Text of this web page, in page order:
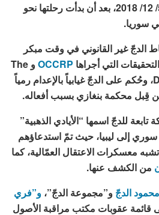
سواحل جزيرة كريت في 5/ 12/ 2018، بعد أن بدأت رحلتها نحو
سوريا.
الدجّ غير القانوني في وقت مبكر
OCCRP
و The
New Arab و Der Spiegel، وحُكم على الدجّ غيابياً بالإعدام رمياً
شركة تابعة للدجّ اسمها “الأيادي الذهبية”
نقل 2000 عامل سوري إلى ليبيا، حيث تمّ استدعاؤهم
معسكرات الاعتقال العمّالية، كما
من الكشف عنها.
محمود الدج ّ و”مجموعة الدجّ”، و”فري
قائمة عقوبات مكتب مراقبة الأصول